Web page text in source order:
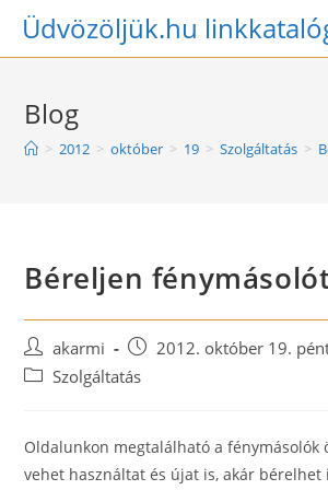
SkipÜdvözöljük.hu
Blog
> 2012 > október > 19 > Szolgáltatás >
Béreljen
Post
author:
akarmi
Post
published:
2012. október 19.
PostSzolgáltatás
Oldalunkon megtalálható a fénymásolók
vehet használtat és újat is, akár bérelhet